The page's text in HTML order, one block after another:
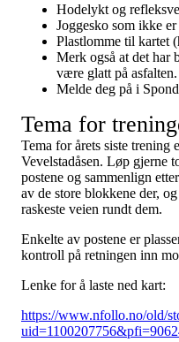
Hodelykt og
Joggesko som ikke
Plastlomme til kartet
Merk også at det har
være glatt på asfalten.
Melde deg på i Spond
Tema for
Tema for årets siste trening
Vevelstadåsen. Løp gjerne
postene og sammenlign
av de store blokkene der,
raskeste veien rundt dem.
Enkelte av postene er
kontroll på retningen inn
Lenke for å laste ned kart:
https://www.nfollo.no/old/